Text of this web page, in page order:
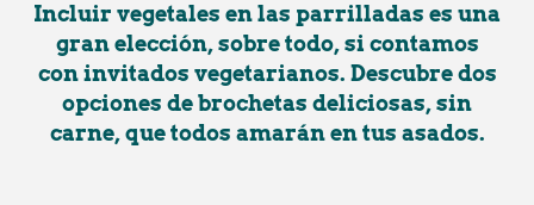
Incluir vegetales en las parrilladas es una
gran elección, sobre todo, si contamos
con invitados vegetarianos. Descubre dos
opciones de brochetas deliciosas, sin
carne, que todos amarán en tus asados.